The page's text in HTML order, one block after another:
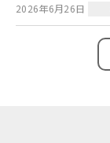
2026年6月26日